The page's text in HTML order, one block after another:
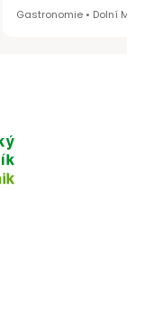
Gastronomie • Dolní